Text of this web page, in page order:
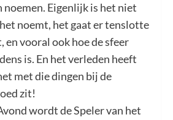
noemen. Eigenlijk is het niet
noemt, het gaat er tenslotte
en vooral ook hoe de sfeer
is. En het verleden heeft
met die dingen bij de
zit!
wordt de Speler van het